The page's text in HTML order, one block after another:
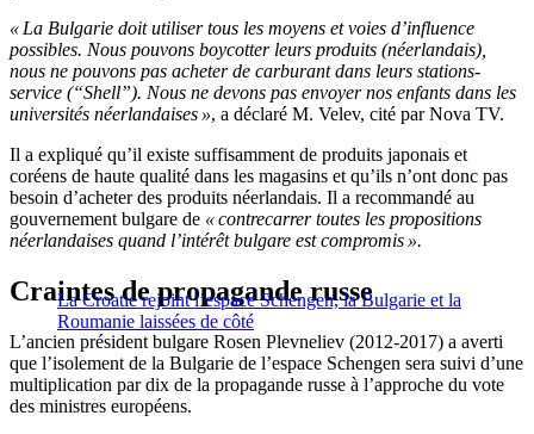
« La Bulgarie doit utiliser tous les moyens et voies d’influence
possibles. Nous pouvons boycotter leurs produits (néerlandais),
nous ne pouvons pas acheter de carburant dans leurs stations-
service (“Shell”). Nous ne devons pas envoyer nos enfants dans les
universités néerlandaises », a déclaré M. Velev, cité par Nova TV.
Il a expliqué qu’il existe suffisamment de produits japonais et
coréens de haute qualité dans les magasins et qu’ils n’ont donc pas
besoin d’acheter des produits néerlandais. Il a recommandé au
gouvernement bulgare de « contrecarrer toutes les propositions
néerlandaises quand l’intérêt bulgare est compromis ».
La Croatie rejoint l’espace Schengen, la Bulgarie et la
Roumanie laissées de côté
Craintes de propagande russe
L’ancien président bulgare Rosen Plevneliev (2012-2017) a averti
que l’isolement de la Bulgarie de l’espace Schengen sera suivi d’une
multiplication par dix de la propagande russe à l’approche du vote
des ministres européens.